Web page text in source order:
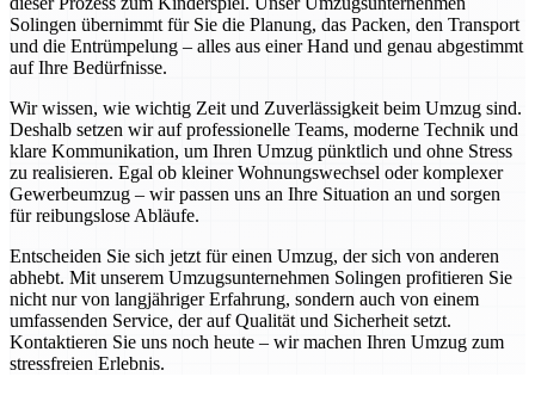
Solingen übernimmt für Sie die Planung, das Packen, den Transport
und die Entrümpelung – alles aus einer Hand und genau abgestimmt
auf Ihre Bedürfnisse.
Wir wissen, wie wichtig Zeit und Zuverlässigkeit beim Umzug sind.
Deshalb setzen wir auf professionelle Teams, moderne Technik und
klare Kommunikation, um Ihren Umzug pünktlich und ohne Stress
zu realisieren. Egal ob kleiner Wohnungswechsel oder komplexer
Gewerbeumzug – wir passen uns an Ihre Situation an und sorgen
für reibungslose Abläufe.
Entscheiden Sie sich jetzt für einen Umzug, der sich von anderen
abhebt. Mit unserem Umzugsunternehmen Solingen profitieren Sie
nicht nur von langjähriger Erfahrung, sondern auch von einem
umfassenden Service, der auf Qualität und Sicherheit setzt.
Kontaktieren Sie uns noch heute – wir machen Ihren Umzug zum
stressfreien Erlebnis.